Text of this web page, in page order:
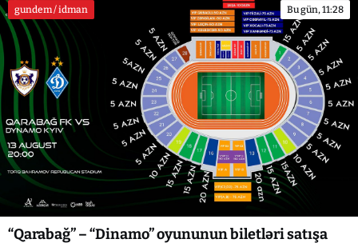
gundem / idman Bu gün, 11:28
“Qarabağ” – “Dinamo” oyununun biletləri satışa